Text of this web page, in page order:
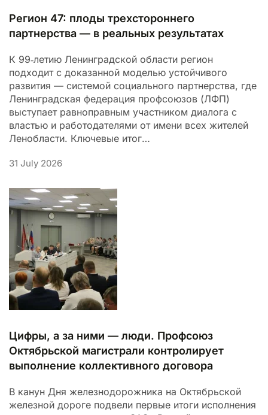
Регион 47: плоды трехстороннего
партнерства — в реальных результатах
К 99‑летию Ленинградской области регион
подходит с доказанной моделью устойчивого
развития — системой социального партнерства, где
Ленинградская федерация профсоюзов (ЛФП)
выступает равноправным участником диалога с
властью и работодателями от имени всех жителей
Ленобласти. Ключевые итог…
31 July 2026
Цифры, а за ними — люди. Профсоюз
Октябрьской магистрали контролирует
выполнение коллективного договора
В канун Дня железнодорожника на Октябрьской
железной дороге подвели первые итоги исполнения